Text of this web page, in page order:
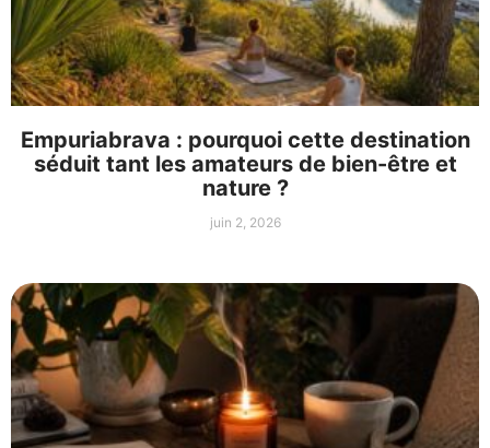
Empuriabrava : pourquoi cette destination
séduit tant les amateurs de bien-être et
nature ?
juin 2, 2026